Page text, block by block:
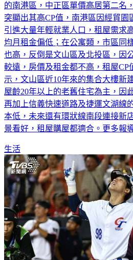
的南港區，中正區單價高居第二名
突顯出其高CP值，南港區因經貿園
引進大量年輕就業人口，租屋需求
均月租金偏低；在公寓類，市區同
也高，反倒是文山區及北投區，因
較遠，房價及租金都不高，租屋CP
示，文山區近10年來的集合大樓新
屋齡20年以上的老舊住宅為主，因
再加上信義快速道路及捷運文湖線
本低，未來還有環狀線南段連接新
景看好，租屋購屋都適合。更多報
生活